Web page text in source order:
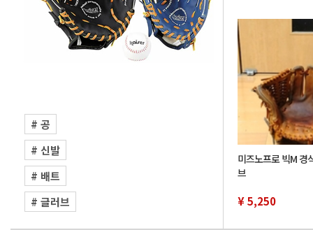
# 공
# 신발
# 배트
# 글러브
미즈노프로 빅M 경
브
¥ 5,250